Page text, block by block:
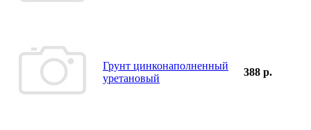
Грунт цинконаполненный
уретановый
388 р.